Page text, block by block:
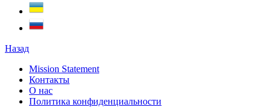
Назад
Mission Statement
Контакты
О нас
Политика конфиденциальности